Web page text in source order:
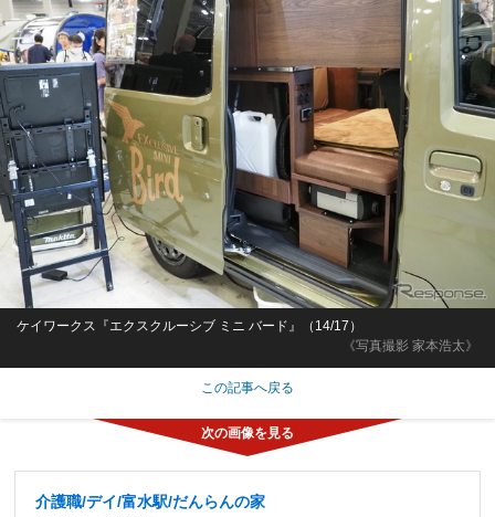
《写真撮影 家本浩太》
ケイワークス『エクスクルーシブ ミニ バード』（14/17）
この記事へ戻る
介護職/デイ/富水駅/だんらんの家